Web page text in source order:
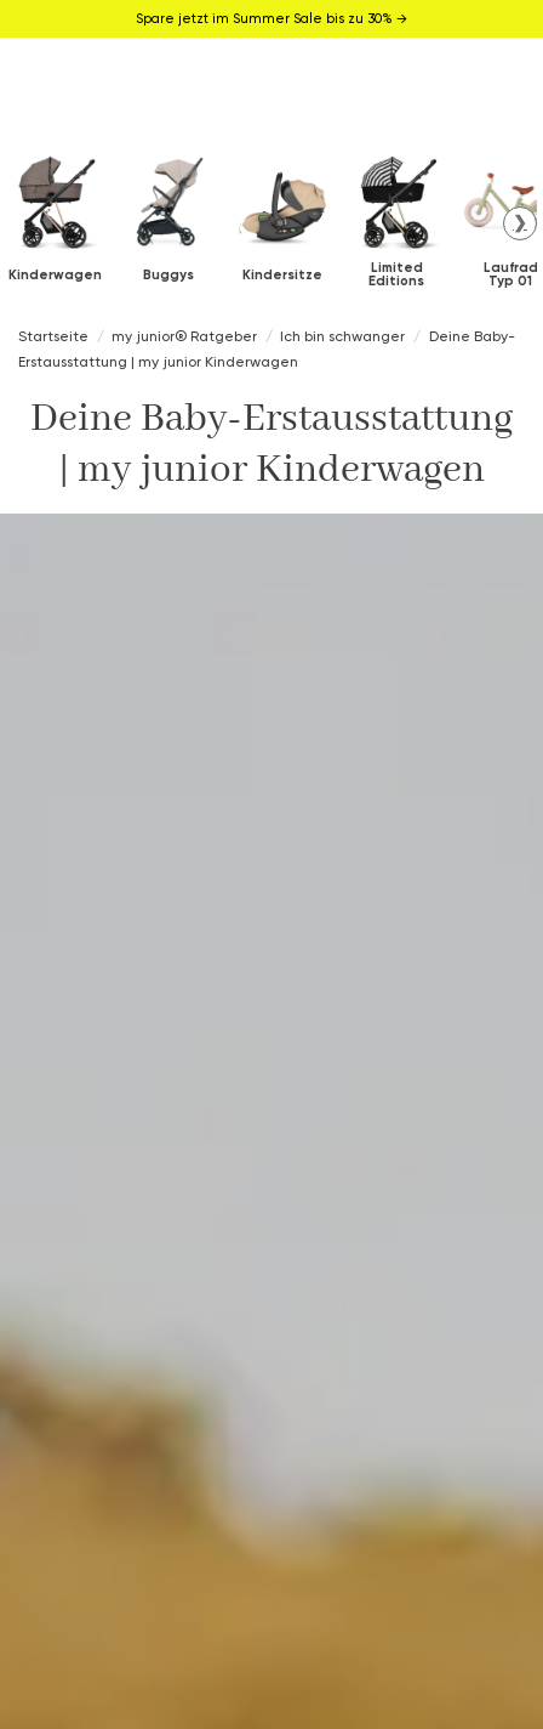
Spare jetzt im Summer Sale bis zu 30% →
Kinderwagen Buggys Kindersitze Limited
Editions
Laufrad
Typ 01
❯
Startseite my junior® Ratgeber Ich bin schwanger
Deine Baby-
Erstausstattung | my junior Kinderwagen
Deine Baby-Erstausstattung
| my junior Kinderwagen